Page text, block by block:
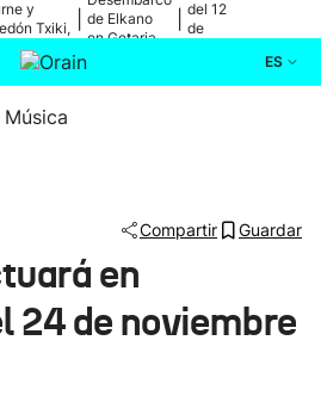
y
Txiki,
de Elkano
en Getaria
del 12
de
ES
Actualidad
Ikusmiran
Música
Compartir Guardar
en
24 de noviembre